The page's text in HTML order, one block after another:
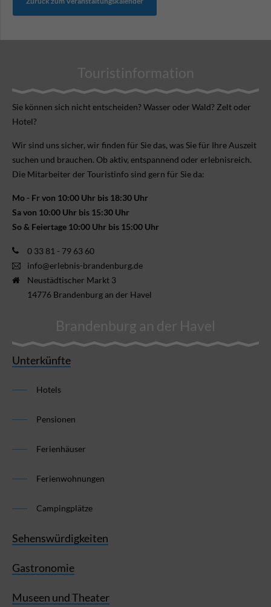
Touristinformation
Sie können sich nicht ent­scheiden? Wasser oder Wald? Zelt oder
Hotel?
Wir sind uns sicher, wir finden für Sie das, was Sie für Ihre Aus­zeit
suchen und brauchen. Ob aktiv, ent­spannend oder erlebnis­reich.
Die Mitarbeiter der Touristinfo sind gern für Sie da:
Mo - Fr von 10:00 Uhr bis 18:30 Uhr
Sa von 10:00 Uhr bis 15:30 Uhr
So & Feiertage 10:00 Uhr bis 15:00 Uhr
0 33 81 - 79 63 60
info@erlebnis-brandenburg.de
Neustädtischer Markt 3
14776 Brandenburg an der Havel
Brandenburg an der Havel
Unterkünfte
Hotels
Pensionen
Ferienhäuser
Ferienwohnungen
Campingplätze
Sehenswürdigkeiten
Gastronomie
Museen und Theater